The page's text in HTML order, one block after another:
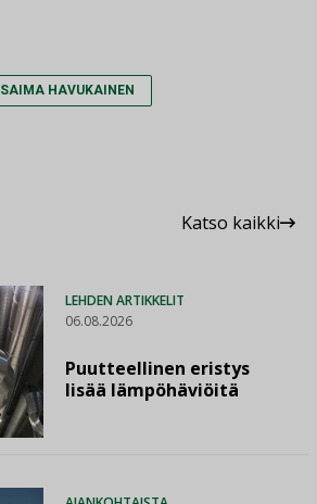
SAIMA HAVUKAINEN
Katso kaikki
LEHDEN ARTIKKELIT
06.08.2026
Puutteellinen eristys
lisää lämpöhäviöitä